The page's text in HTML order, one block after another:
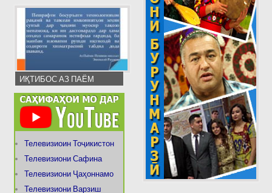
ИҚТИБОС АЗ ПАЁМ
Телевизиоин Тоҷикистон
Телевизиони Сафина
Телевизиони Ҷаҳоннамо
Телевизиони Варзиш